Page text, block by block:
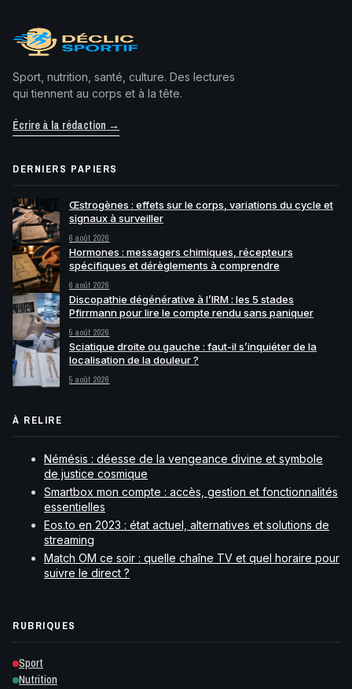
Sport, nutrition, santé, culture. Des lectures
qui tiennent au corps et à la tête.
Écrire à la rédaction →
DERNIERS PAPIERS
Œstrogènes : effets sur le corps, variations du cycle et
signaux à surveiller
6 août 2026
Hormones : messagers chimiques, récepteurs
spécifiques et dérèglements à comprendre
6 août 2026
Discopathie dégénérative à l’IRM : les 5 stades
Pfirrmann pour lire le compte rendu sans paniquer
5 août 2026
Sciatique droite ou gauche : faut-il s’inquiéter de la
localisation de la douleur ?
5 août 2026
À RELIRE
Némésis : déesse de la vengeance divine et symbole
de justice cosmique
Smartbox mon compte : accès, gestion et fonctionnalités
essentielles
Eos.to en 2023 : état actuel, alternatives et solutions de
streaming
Match OM ce soir : quelle chaîne TV et quel horaire pour
suivre le direct ?
RUBRIQUES
Sport
Nutrition